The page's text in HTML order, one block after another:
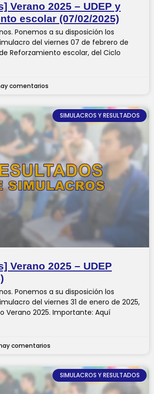
Verano 2025 – UDEP y
escolar (07/02/2025)
Ponemos a su disposición los
del viernes 07 de febrero de
de Reforzamiento escolar, del Ciclo
comentarios
SIMULACROS Y RESULTADOS
Verano 2025 – UDEP
Ponemos a su disposición los
del viernes 31 de enero de 2025,
Verano 2025. Importante: Aquí
comentarios
SIMULACROS Y RESULTADOS